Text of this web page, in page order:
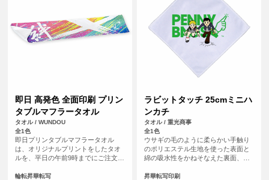
即日 高発色 全面印刷 プリン
タブルマフラータオル
タオル / WUNDOU
全1色
即日プリンタブルマフラータオル
は、オリジナルプリントをしたタオ
ルを、平日の午前9時までにご注文
超短納期サービスです！急なイベン
輪転昇華転写
ラビットタッチ 25cmミニハ
ンカチ
タオル / 重光商事
全1色
ウサギの毛のように柔らかい手触り
のポリエステル生地を使った表面と
綿の吸水性をかねそなえた裏面、丁
ルです。
昇華転写印刷